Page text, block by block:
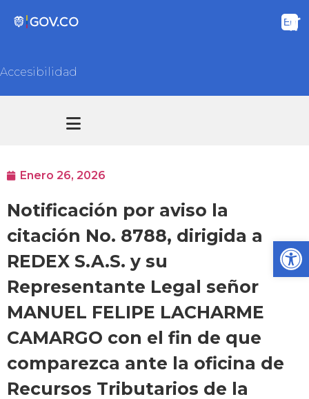
Accesibilidad
Enero 26, 2026
Notificación por aviso la
citación No. 8788, dirigida a
REDEX S.A.S. y su
Representante Legal señor
MANUEL FELIPE LACHARME
CAMARGO con el fin de que
comparezca ante la oficina de
Recursos Tributarios de la